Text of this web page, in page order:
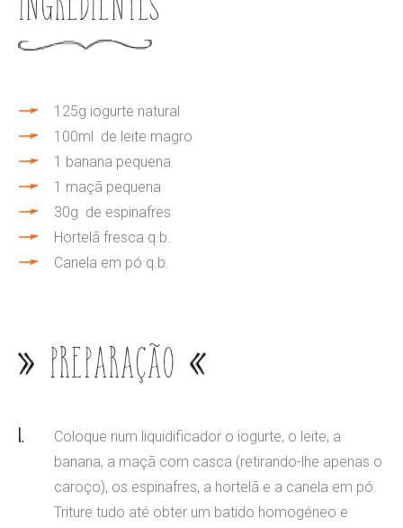
125g iogurte natural
100ml de leite magro
1 banana pequena
1 maçã pequena
30g de espinafres
Hortelã fresca q.b.
Canela em pó q.b.
Preparação
Coloque num liquidificador o iogurte, o leite, a
banana, a maçã com casca (retirando-lhe apenas o
caroço), os espinafres, a hortelã e a canela em pó.
Triture tudo até obter um batido homogéneo e